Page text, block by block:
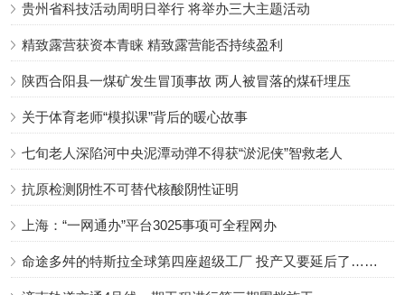
贵州省科技活动周明日举行 将举办三大主题活动
精致露营获资本青睐 精致露营能否持续盈利
陕西合阳县一煤矿发生冒顶事故 两人被冒落的煤矸埋压
关于体育老师“模拟课”背后的暖心故事
七旬老人深陷河中央泥潭动弹不得获“淤泥侠”智救老人
抗原检测阴性不可替代核酸阴性证明
上海：“一网通办”平台3025事项可全程网办
命途多舛的特斯拉全球第四座超级工厂 投产又要延后了……